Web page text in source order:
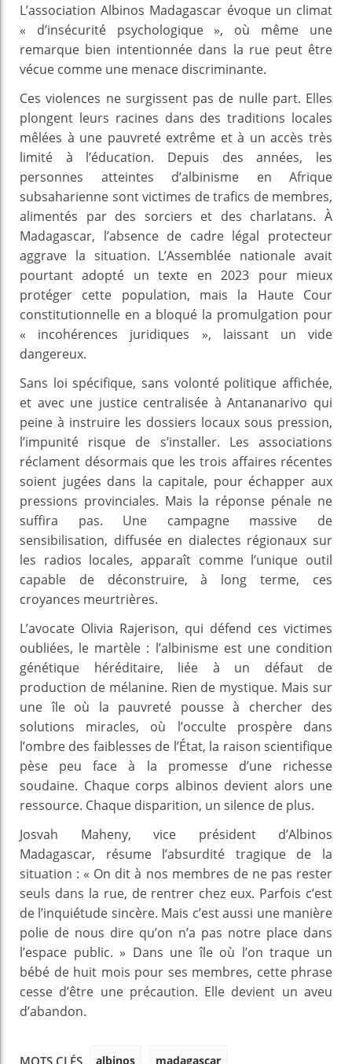
L’association Albinos Madagascar évoque un climat
« d’insécurité psychologique », où même une
remarque bien intentionnée dans la rue peut être
vécue comme une menace discriminante.
Ces violences ne surgissent pas de nulle part. Elles
plongent leurs racines dans des traditions locales
mêlées à une pauvreté extrême et à un accès très
limité à l’éducation. Depuis des années, les
personnes atteintes d’albinisme en Afrique
subsaharienne sont victimes de trafics de membres,
alimentés par des sorciers et des charlatans. À
Madagascar, l’absence de cadre légal protecteur
aggrave la situation. L’Assemblée nationale avait
pourtant adopté un texte en 2023 pour mieux
protéger cette population, mais la Haute Cour
constitutionnelle en a bloqué la promulgation pour
« incohérences juridiques », laissant un vide
dangereux.
Sans loi spécifique, sans volonté politique affichée,
et avec une justice centralisée à Antananarivo qui
peine à instruire les dossiers locaux sous pression,
l’impunité risque de s’installer. Les associations
réclament désormais que les trois affaires récentes
soient jugées dans la capitale, pour échapper aux
pressions provinciales. Mais la réponse pénale ne
suffira pas. Une campagne massive de
sensibilisation, diffusée en dialectes régionaux sur
les radios locales, apparaît comme l’unique outil
capable de déconstruire, à long terme, ces
croyances meurtrières.
L’avocate Olivia Rajerison, qui défend ces victimes
oubliées, le martèle : l’albinisme est une condition
génétique héréditaire, liée à un défaut de
production de mélanine. Rien de mystique. Mais sur
une île où la pauvreté pousse à chercher des
solutions miracles, où l’occulte prospère dans
l’ombre des faiblesses de l’État, la raison scientifique
pèse peu face à la promesse d’une richesse
soudaine. Chaque corps albinos devient alors une
ressource. Chaque disparition, un silence de plus.
Josvah Maheny, vice président d’Albinos
Madagascar, résume l’absurdité tragique de la
situation : « On dit à nos membres de ne pas rester
seuls dans la rue, de rentrer chez eux. Parfois c’est
de l’inquiétude sincère. Mais c’est aussi une manière
polie de nous dire qu’on n’a pas notre place dans
l’espace public. » Dans une île où l’on traque un
bébé de huit mois pour ses membres, cette phrase
cesse d’être une précaution. Elle devient un aveu
d’abandon.
albinos madagascar